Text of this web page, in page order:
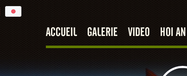
ACCUEIL GALERIE VIDEO HOI